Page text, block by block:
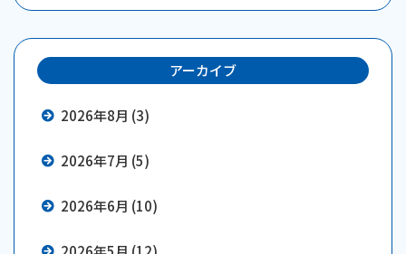
アーカイブ
2026年8月 (3)
2026年7月 (5)
2026年6月 (10)